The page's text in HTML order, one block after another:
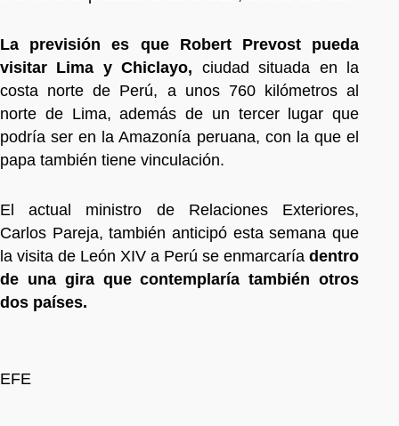
La previsión es que Robert Prevost pueda
visitar Lima y Chiclayo, ciudad situada en la
costa norte de Perú, a unos 760 kilómetros al
norte de Lima, además de un tercer lugar que
podría ser en la Amazonía peruana, con la que el
papa también tiene vinculación.
El actual ministro de Relaciones Exteriores,
Carlos Pareja, también anticipó esta semana que
la visita de León XIV a Perú se enmarcaría dentro
de una gira que contemplaría también otros
dos países.
EFE